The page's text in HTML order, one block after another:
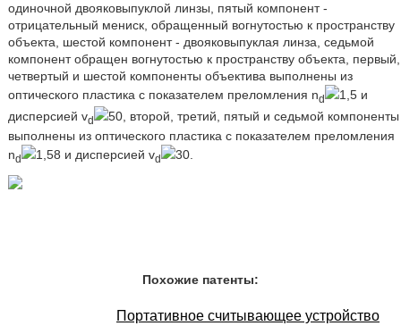
одиночной двояковыпуклой линзы, пятый компонент -
отрицательный мениск, обращенный вогнутостью к пространству
объекта, шестой компонент - двояковыпуклая линза, седьмой
компонент обращен вогнутостью к пространству объекта, первый,
четвертый и шестой компоненты объектива выполнены из
оптического пластика с показателем преломления nd
1,5 и
дисперсией vd
50, второй, третий, пятый и седьмой компоненты
выполнены из оптического пластика с показателем преломления
nd 1,58 и дисперсией vd 30.
Похожие патенты:
Портативное считывающее устройство